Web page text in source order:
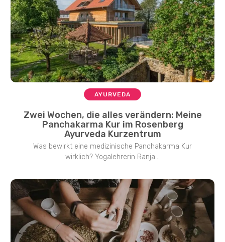
AYURVEDA
Zwei Wochen, die alles verändern: Meine
Panchakarma Kur im Rosenberg
Ayurveda Kurzentrum
Was bewirkt eine medizinische Panchakarma Kur
wirklich? Yogalehrerin Ranja...